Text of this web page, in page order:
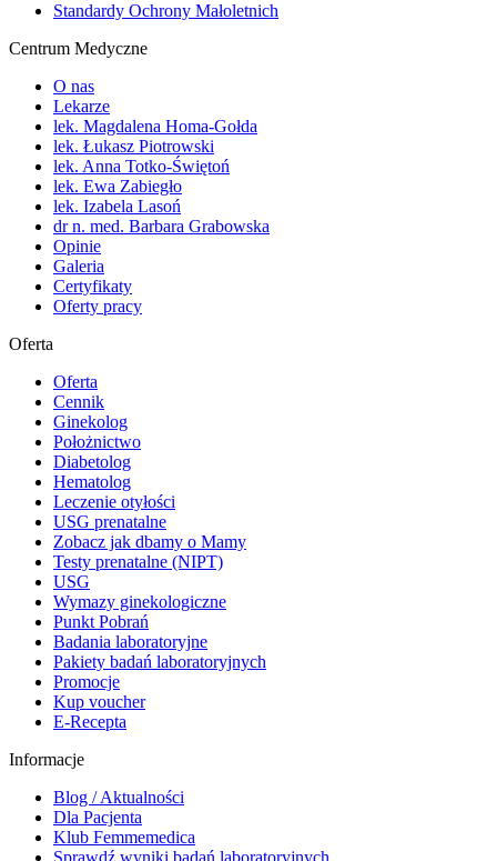
Standardy Ochrony Małoletnich
Centrum Medyczne
O nas
Lekarze
lek. Magdalena Homa-Gołda
lek. Łukasz Piotrowski
lek. Anna Totko-Świętoń
lek. Ewa Zabiegło
lek. Izabela Lasoń
dr n. med. Barbara Grabowska
Opinie
Galeria
Certyfikaty
Oferty pracy
Oferta
Oferta
Cennik
Ginekolog
Położnictwo
Diabetolog
Hematolog
Leczenie otyłości
USG prenatalne
Zobacz jak dbamy o Mamy
Testy prenatalne (NIPT)
USG
Wymazy ginekologiczne
Punkt Pobrań
Badania laboratoryjne
Pakiety badań laboratoryjnych
Promocje
Kup voucher
E-Recepta
Informacje
Blog / Aktualności
Dla Pacjenta
Klub Femmemedica
Sprawdź wyniki badań laboratoryjnych